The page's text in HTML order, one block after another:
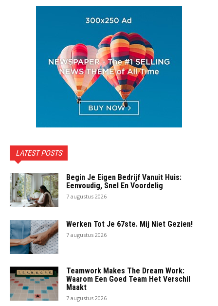
LATEST POSTS
Begin Je Eigen Bedrijf Vanuit Huis:
Eenvoudig, Snel En Voordelig
7 augustus 2026
Werken Tot Je 67ste. Mij Niet Gezien!
7 augustus 2026
Teamwork Makes The Dream Work:
Waarom Een Goed Team Het Verschil
Maakt
7 augustus 2026